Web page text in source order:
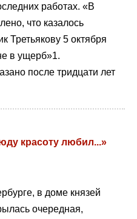
работах. «В
что казалось
Третьякову 5 октября
в ущерб»1.
после тридцати лет
красоту любил...»
в доме князей
очередная,